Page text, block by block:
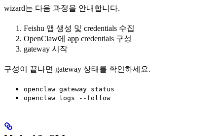
wizard는 다음 과정을 안내합니다.
Feishu 앱 생성 및 credentials 수집
OpenClaw에 app credentials 구성
gateway 시작
구성이 끝나면 gateway 상태를 확인하세요.
openclaw gateway status
openclaw logs --follow